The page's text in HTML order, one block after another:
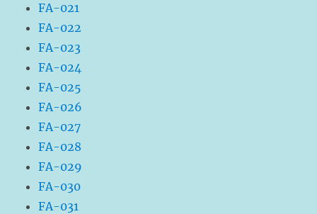
FA-021
FA-022
FA-023
FA-024
FA-025
FA-026
FA-027
FA-028
FA-029
FA-030
FA-031